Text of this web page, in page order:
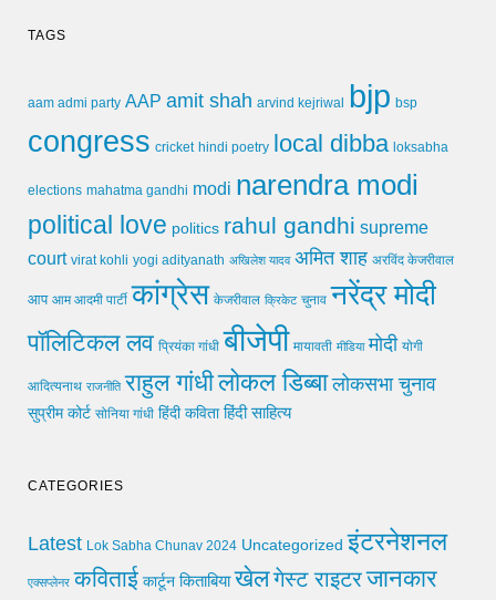
TAGS
aam admi party AAP amit shah arvind kejriwal bjp bsp
congress cricket hindi poetry local dibba loksabha
elections mahatma gandhi modi narendra modi
political love politics rahul gandhi supreme
court virat kohli yogi adityanath अखिलेश यादव अमित शाह अरविंद केजरीवाल
आप आम आदमी पार्टी कांग्रेस केजरीवाल क्रिकेट चुनाव नरेंद्र मोदी
पॉलिटिकल लव प्रियंका गांधी बीजेपी मायावती मीडिया मोदी योगी
आदित्यनाथ राजनीति राहुल गांधीलोकल डिब्बा लोकसभा चुनाव
सुप्रीम कोर्ट सोनिया गांधी हिंदी कविता हिंदी साहित्य
CATEGORIES
Latest Lok Sabha Chunav 2024 Uncategorized इंटरनेशनल
एक्सप्लेनर कविताई कार्टून किताबिया खेलगेस्ट राइटरजानकार